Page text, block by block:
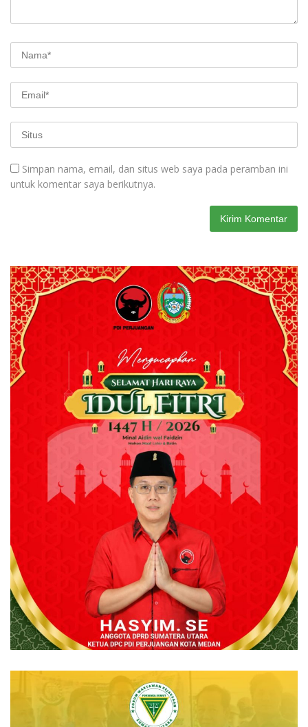
Simpan nama, email, dan situs web saya pada peramban ini
untuk komentar saya berikutnya.